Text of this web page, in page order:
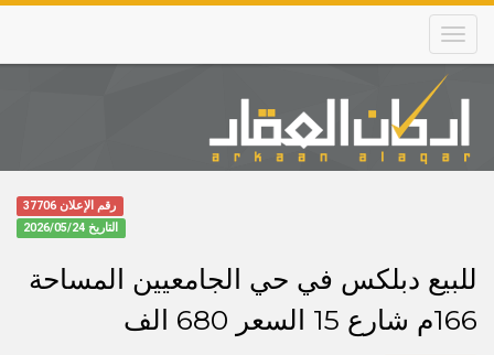
Skip
main
content
Main
navigation
رقم الإعلان 37706
التاريخ 2026/05/24
للبيع دبلكس في حي الجامعيين المساحة
166م شارع 15 السعر 680 الف